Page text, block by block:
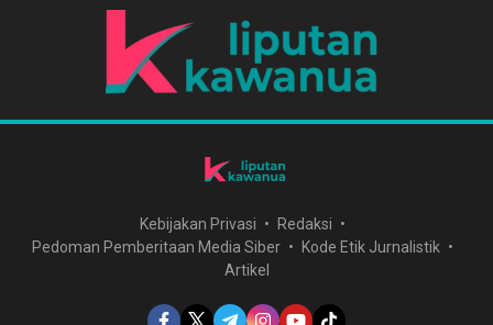
Kebijakan Privasi
Redaksi
Pedoman Pemberitaan Media Siber
Kode Etik Jurnalistik
Artikel